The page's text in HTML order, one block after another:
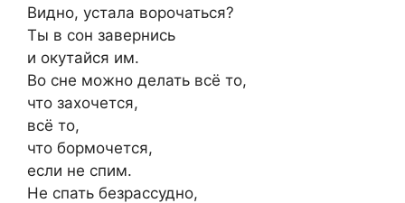
Видно, устала ворочаться?
Ты в сон завернись
и окутайся им.
Во сне можно делать всё то,
что захочется,
всё то,
что бормочется,
если не спим.
Не спать безрассудно,